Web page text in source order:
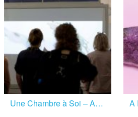
Une Chambre à Soi – Arts Visuels